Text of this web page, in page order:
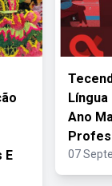
E
Ano
07